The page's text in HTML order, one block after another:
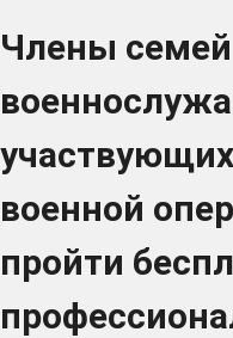
Члены семей
военной
пройти